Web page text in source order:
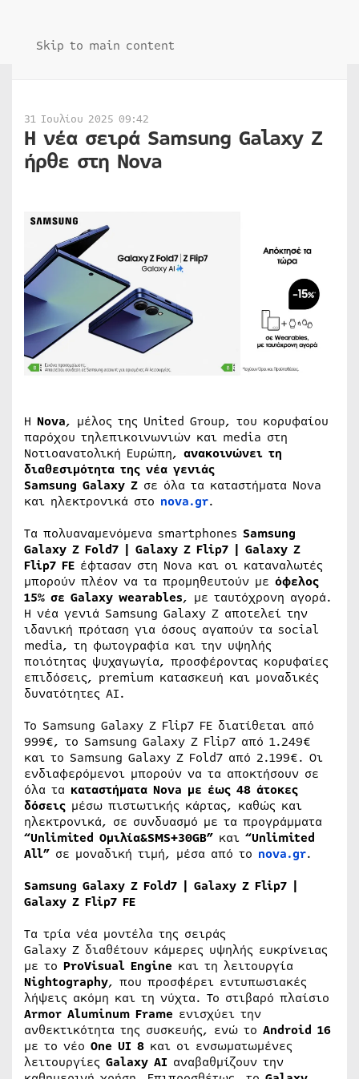
Skip to main content
31 Ιουλίου 2025 09:42
Η νέα σειρά Samsung Galaxy Ζ
ήρθε στη Nova
Η Nova, μέλος της United Group, του κορυφαίου
παρόχου τηλεπικοινωνιών και media στη
Νοτιοανατολική Ευρώπη, ανακοινώνει τη
διαθεσιμότητα της νέα γενιάς
Samsung Galaxy Z σε όλα τα καταστήματα Nova
και ηλεκτρονικά στο nova.gr.
Τα πολυαναμενόμενα smartphones Samsung
Galaxy Z Fold7 | Galaxy Z Flip7 | Galaxy Z
Flip7 FE έφτασαν στη Nova και οι καταναλωτές
μπορούν πλέον να τα προμηθευτούν με όφελος
15% σε Galaxy wearables, με ταυτόχρονη αγορά.
Η νέα γενιά Samsung Galaxy Z αποτελεί την
ιδανική πρόταση για όσους αγαπούν τα social
media, τη φωτογραφία και την υψηλής
ποιότητας ψυχαγωγία, προσφέροντας κορυφαίες
επιδόσεις, premium κατασκευή και μοναδικές
δυνατότητες AI.
Το Samsung Galaxy Z Flip7 FE διατίθεται από
999€, το Samsung Galaxy Ζ Flip7 από 1.249€
και το Samsung Galaxy Ζ Fold7 από 2.199€. Οι
ενδιαφερόμενοι μπορούν να τα αποκτήσουν σε
όλα τα καταστήματα Nova με έως 48 άτοκες
δόσεις μέσω πιστωτικής κάρτας, καθώς και
ηλεκτρονικά, σε συνδυασμό με τα προγράμματα
“Unlimited Ομιλία&SMS+30GB” και “Unlimited
All” σε μοναδική τιμή, μέσα από το nova.gr.
Samsung Galaxy Z Fold7 | Galaxy Z Flip7 |
Galaxy Z Flip7 FE
Τα τρία νέα μοντέλα της σειράς
Galaxy Z διαθέτουν κάμερες υψηλής ευκρίνειας
με το ProVisual Engine και τη λειτουργία
Nightography, που προσφέρει εντυπωσιακές
λήψεις ακόμη και τη νύχτα. Το στιβαρό πλαίσιο
Armor Aluminum Frame ενισχύει την
ανθεκτικότητα της συσκευής, ενώ το Android 16
με το νέο One UI 8 και οι ενσωματωμένες
λειτουργίες Galaxy AI αναβαθμίζουν την